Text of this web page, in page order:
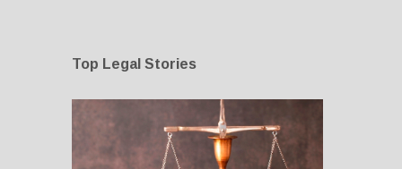
Top Legal Stories